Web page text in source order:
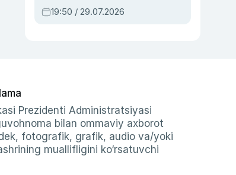
qahramon — Ukraina
armiyasi bosh
19:50 / 29.07.2026
Prezidenti Administratsiyasi
bilan ommaviy axborot
fotografik, grafik, audio va/yoki
muallifligini ko‘rsatuvchi